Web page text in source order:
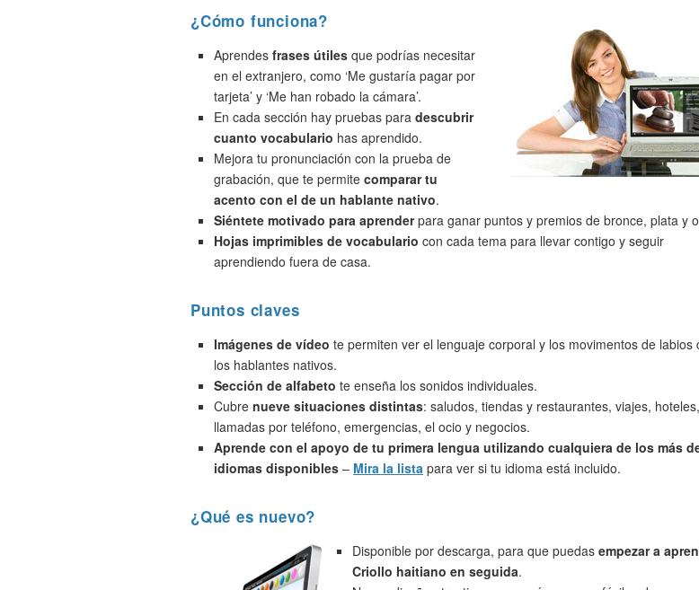
¿Cómo funciona?
Aprendes frases útiles que podrías necesitar
en el extranjero, como ‘Me gustaría pagar por
tarjeta’ y ‘Me han robado la cámara’.
En cada sección hay pruebas para descubrir
cuanto vocabulario has aprendido.
Mejora tu pronunciación con la prueba de
grabación, que te permite comparar tu
acento con el de un hablante nativo.
Siéntete motivado para aprenderpara ganar puntos y premios de bronce, plata y
Hojas imprimibles de vocabulario con cada tema para llevar contigo y seguir
aprendiendo fuera de casa.
Puntos claves
Imágenes de vídeo te permiten ver el lenguaje corporal y los movimentos de labios
los hablantes nativos.
Sección de alfabeto te enseña los sonidos individuales.
Cubre nueve situaciones distintas: saludos, tiendas y restaurantes, viajes, hoteles,
llamadas por teléfono, emergencias, el ocio y negocios.
Aprende con el apoyo de tu primera lengua utilizando cualquiera de los más
idiomas disponibles – Mira la lista para ver si tu idioma está incluido.
¿Qué es nuevo?
Disponible por descarga, para que puedas empezar a
Criollo haitiano en seguida.